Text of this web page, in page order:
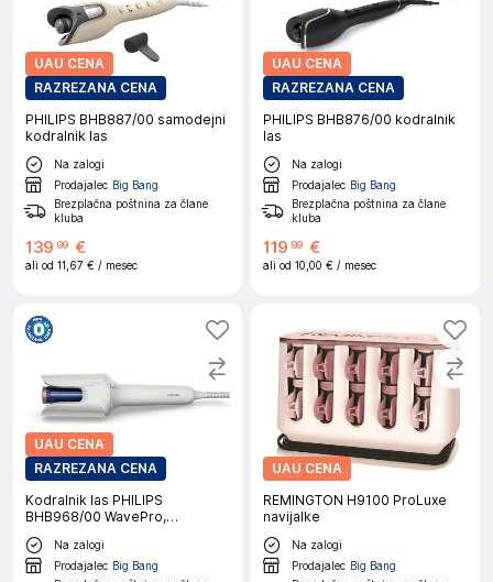
UAU CENA
RAZREZANA CENA
PHILIPS BHB887/00 samodejni
kodralnik las
Na zalogi
Prodajalec Big Bang
Brezplačna poštnina za člane
kluba
139 99 €
ali od 11,67 € / mesec
UAU CENA
RAZREZANA CENA
PHILIPS BHB876/00 kodralnik
las
Na zalogi
Prodajalec Big Bang
Brezplačna poštnina za člane
kluba
119 99 €
ali od 10,00 € / mesec
UAU CENA
RAZREZANA CENA
Kodralnik las PHILIPS
BHB968/00 WavePro,
samodejni
Na zalogi
Prodajalec Big Bang
UAU CENA
REMINGTON H9100 ProLuxe
navijalke
Na zalogi
Prodajalec Big Bang